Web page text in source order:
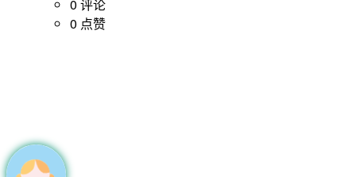
0 评论
0 点赞